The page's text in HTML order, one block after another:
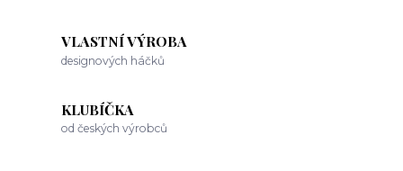
VLASTNÍ VÝROBA
designových háčků
KLUBÍČKA
od českých výrobců